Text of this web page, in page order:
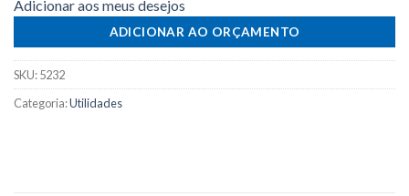
Adicionar aos meus desejos
ADICIONAR AO ORÇAMENTO
SKU:5232
Categoria:Utilidades